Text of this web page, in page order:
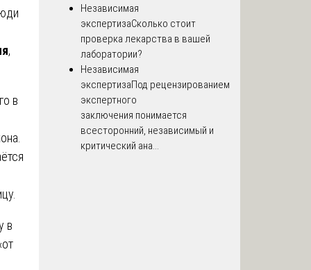
,
в
в
Независимая
экспертизаСколько стоит
проверка лекарства в вашей
лаборатории?
Независимая
экспертизаПод рецензированием
экспертного
заключения понимается
всесторонний, независимый и
критический ана...